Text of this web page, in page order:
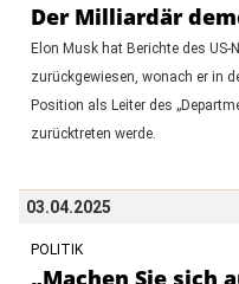
Der Milliardär
Elon Musk hat Berichte des
zurückgewiesen, wonach er in
Position als Leiter des
zurücktreten werde.
03.04.2025
POLITIK
„Machen Sie sich